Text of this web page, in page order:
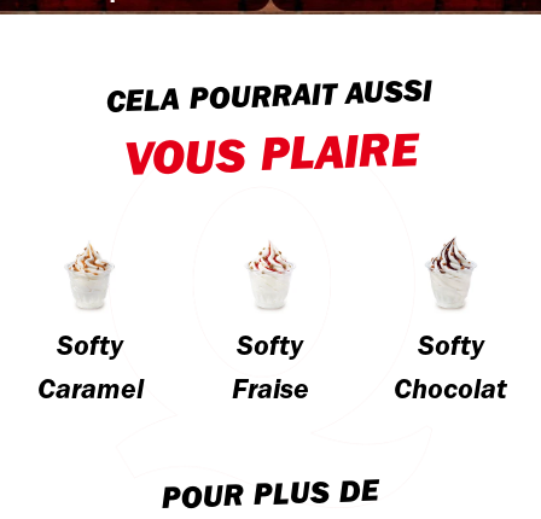
CELA POURRAIT AUSSI
VOUS PLAIRE
Softy
Caramel
Softy
Fraise
Softy
Chocolat
POUR PLUS DE